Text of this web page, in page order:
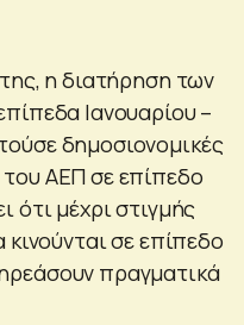
η διατήρηση των
Ιανουαρίου –
δημοσιονομικές
ΑΕΠ σε επίπεδο
μέχρι στιγμής
σε επίπεδο
πραγματικά